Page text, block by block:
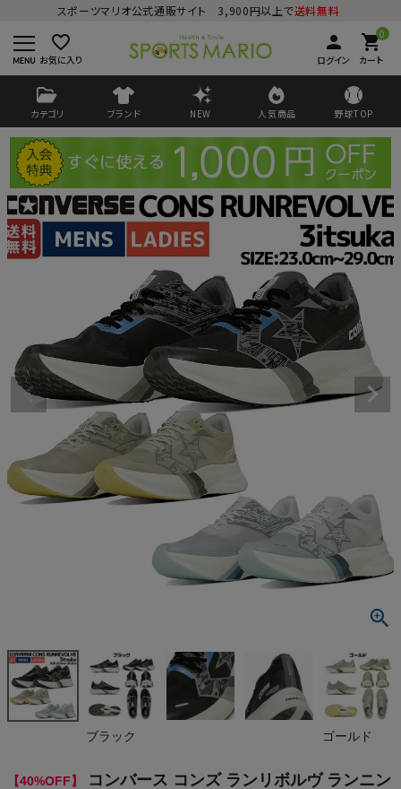
スポーツマリオ公式通販サイト 3,900円以上で送料無料
favorite_border
お気に入り
person
ログイン
0
shopping_cart
カート
カテゴリ ブランド NEW 人気商品 野球TOP
ログイン 会員登録
ようこそ ゲスト 様
検索
商品が見つからない方はこちら
最近閲覧した商品
ニングシュー
ズ ランシュー
スニーカー
ランニング マ
ラソン ジョギ
SE CONS R
(税込)
THE NORTH FACE
ブラック ゴールド
【40%OFF】
コンバース コンズ ランリボルヴ ランニン